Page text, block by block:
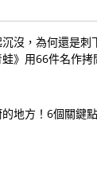
沒，為何還是刺
蛙》用66件名作拷
地方！6個關鍵